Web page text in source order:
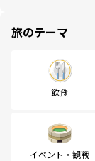
旅のテーマ
飲食
イベント・観戦